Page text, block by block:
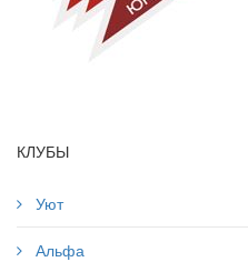
КЛУБЫ
Уют
Альфа